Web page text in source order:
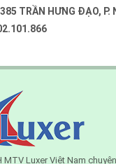
TRẦN HƯNG ĐẠO, P.
MTV Luxer Việt Nam chuyên